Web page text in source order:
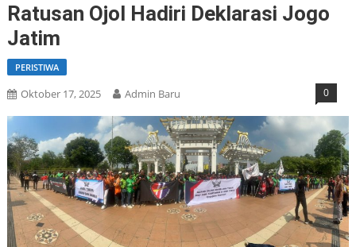
Ratusan Ojol Hadiri Deklarasi Jogo
Jatim
PERISTIWA
Oktober 17, 2025 Admin Baru 0